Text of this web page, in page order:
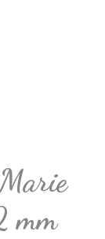
mm